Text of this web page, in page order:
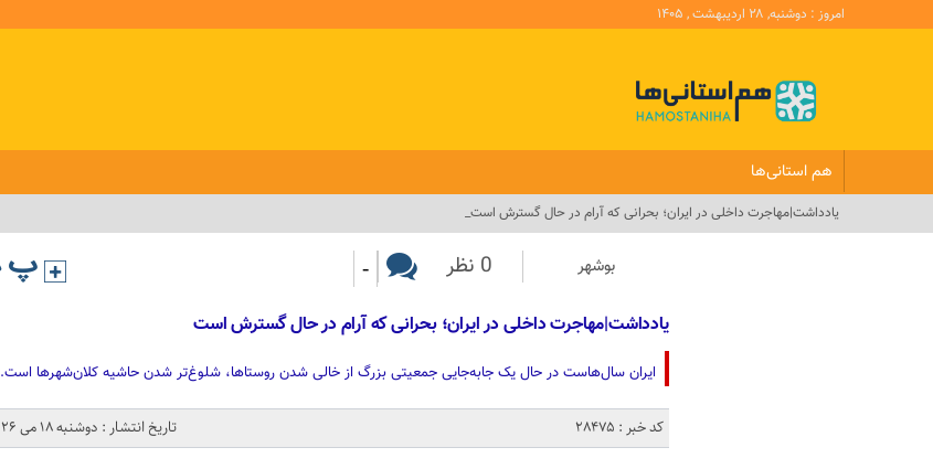
امروز : دوشنبه, ۲۸ اردیبهشت , ۱۴۰۵
هم استانی‌ها
یادداشت|مهاجرت داخلی در ایران؛ بحرانی که آرام در حال گسترش است_
بوشهر 0 نظر -
یادداشت|مهاجرت داخلی در ایران؛ بحرانی که آرام در حال گسترش است
ایران سال‌هاست در حال یک جابه‌جایی جمعیتی بزرگ از خالی شدن روستاها، شلوغ‌تر شدن حاشیه کلان‌شهرها است.
کد خبر : 28475
تاریخ انتشار : دوشنبه 18 می 2026 - 10:16